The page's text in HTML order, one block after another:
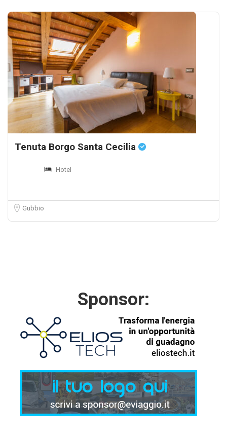
Tenuta Borgo Santa Cecilia
Hotel
Gubbio
Sponsor: